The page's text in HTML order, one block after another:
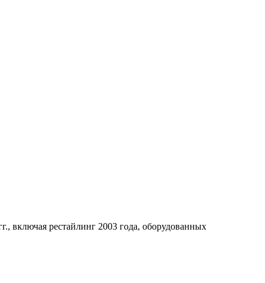
включая рестайлинг 2003 года, оборудованных